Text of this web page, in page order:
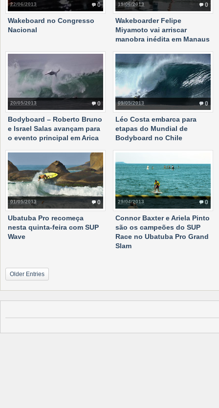
0
22/06/2013
Wakeboard no Congresso
Nacional
0
19/06/2013
Wakeboarder Felipe
Miyamoto vai arriscar
manobra inédita em Manaus
0
20/05/2013
Bodyboard – Roberto Bruno
e Israel Salas avançam para
o evento principal em Arica
0
09/05/2013
Léo Costa embarca para
etapas do Mundial de
Bodyboard no Chile
0
01/05/2013
Ubatuba Pro recomeça
nesta quinta-feira com SUP
Wave
0
29/04/2013
Connor Baxter e Ariela Pinto
são os campeões do SUP
Race no Ubatuba Pro Grand
Slam
Older Entries